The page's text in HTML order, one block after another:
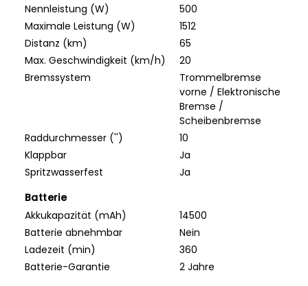
Nennleistung (W)
500
Maximale Leistung (W)
1512
Distanz (km)
65
Max. Geschwindigkeit (km/h)
20
Bremssystem
Trommelbremse
vorne / Elektronische
Bremse /
Scheibenbremse
Raddurchmesser ('')
10
Klappbar
Ja
Spritzwasserfest
Ja
Batterie
Akkukapazität (mAh)
14500
Batterie abnehmbar
Nein
Ladezeit (min)
360
Batterie-Garantie
2 Jahre